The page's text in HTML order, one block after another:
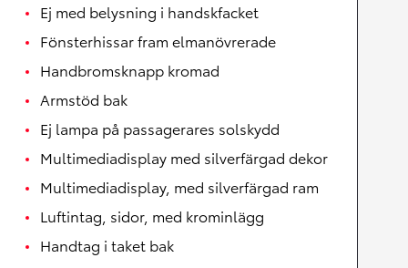
Ej med belysning i handskfacket
Fönsterhissar fram elmanövrerade
Handbromsknapp kromad
Armstöd bak
Ej lampa på passagerares solskydd
Multimediadisplay med silverfärgad dekor
Multimediadisplay, med silverfärgad ram
Luftintag, sidor, med krominlägg
Handtag i taket bak